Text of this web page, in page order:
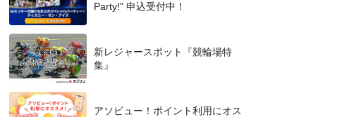
Party!" 申込受付中！
新レジャースポット『競輪場特
集』
アソビュー！ポイント利用にオス